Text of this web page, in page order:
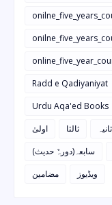
Radd e Qadiyaniyat
Urdu Aqa'ed Books
اولیٰ
ثالثا ثانیہ
سابعہ(دورہٌ حدیث)
مضامین
ویڈیوز